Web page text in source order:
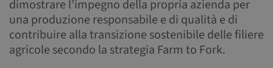
dimostrare l’impegno della propria azienda per
una produzione responsabile e di qualità e di
contribuire alla transizione sostenibile delle filiere
agricole secondo la strategia Farm to Fork.